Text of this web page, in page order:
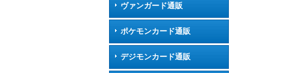
ヴァンガード通販
ポケモンカード通販
デジモンカード通販